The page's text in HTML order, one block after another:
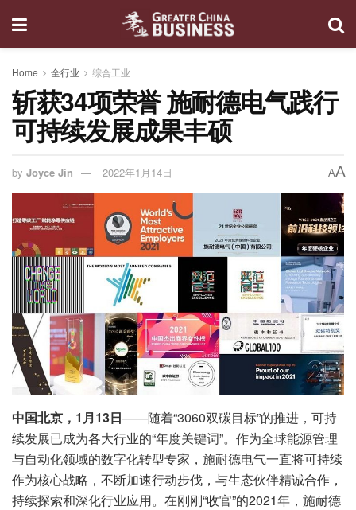
Home 全行业 综合工业
斩获34项荣誉 施耐德电气践行
可持续发展成果丰硕
by Joyce Jin 2022年1月14日 AA
中国北京，1月13日——随着“3060双碳目标”的推进，可持
续发展已成为各大行业的“年度关键词”。作为全球能源管理
与自动化领域的数字化转型专家，施耐德电气一直将可持续
作为核心战略，不断加速行动步伐，与生态伙伴精诚合作，
持续探索和深化行业应用。在刚刚“收官”的2021年，施耐德